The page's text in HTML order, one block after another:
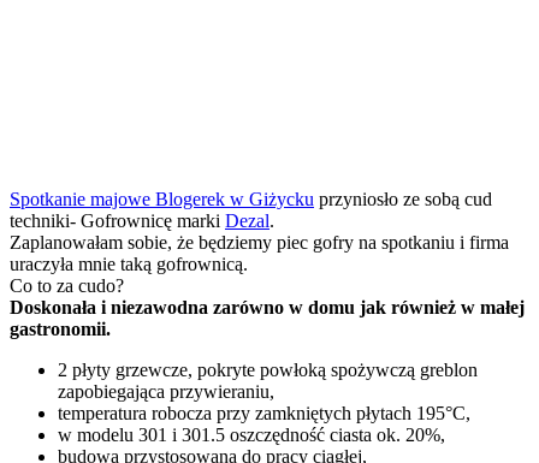
Spotkanie majowe Blogerek w Giżycku przyniosło ze sobą cud
techniki- Gofrownicę marki Dezal.
Zaplanowałam sobie, że będziemy piec gofry na spotkaniu i firma
uraczyła mnie taką gofrownicą.
Co to za cudo?
Doskonała i niezawodna zarówno w domu jak również w małej
gastronomii.
2 płyty grzewcze, pokryte powłoką spożywczą greblon
zapobiegająca przywieraniu,
temperatura robocza przy zamkniętych płytach 195°C,
w modelu 301 i 301.5 oszczędność ciasta ok. 20%,
budowa przystosowana do pracy ciągłej,